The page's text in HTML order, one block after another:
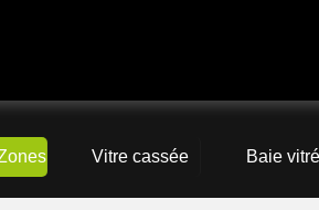
Vitre cassée Baie